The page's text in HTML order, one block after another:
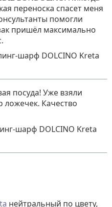
переноска спасет меня
помогли
пришёл максимально
шарф DOLCINO Kreta
посуда! Уже взяли
Качество
шарф DOLCINO Kreta
нейтральный по цвету,